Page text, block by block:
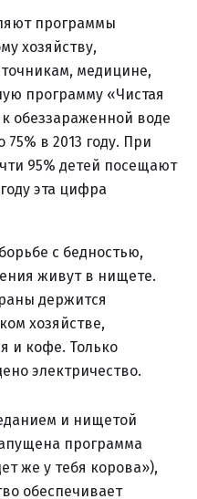
программы
хозяйству,
медицине,
программу «Чистая
обеззараженной воде
в 2013 году. При
95% детей посещают
эта цифра
с бедностью,
живут в нищете.
держится
хозяйстве,
и кофе. Только
электричество.
и нищетой
программа
же у тебя корова»),
обеспечивает